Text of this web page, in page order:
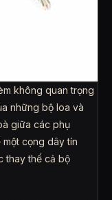
không quan trọng
những bộ loa và
giữa các phụ
cọng dây tín
thay thế cả bộ